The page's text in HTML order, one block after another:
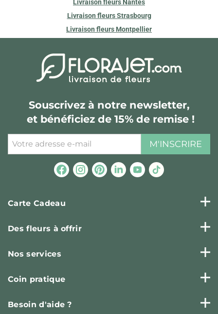
Livraison fleurs Nantes
Livraison fleurs Strasbourg
Livraison fleurs Montpellier
Souscrivez à notre newsletter,
et bénéficiez de 15% de remise !
M'INSCRIRE
Carte Cadeau
Des fleurs à offrir
Nos services
Coin pratique
Besoin d'aide ?